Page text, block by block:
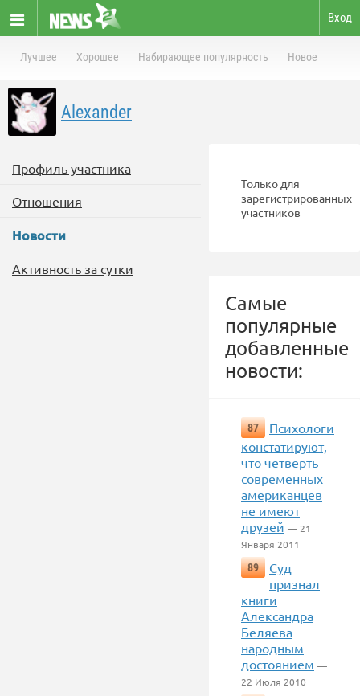
Вход
Лучшее Хорошее Набирающее популярность Новое
Alexander
Профиль участника
Отношения
Новости
Активность за сутки
Только для
зарегистрированных
участников
Самые
популярные
добавленные
новости:
87
Психологи
констатируют,
что четверть
современных
американцев
не имеют
друзей — 21
Января 2011
89
Суд
признал
книги
Александра
Беляева
народным
достоянием —
22 Июля 2010